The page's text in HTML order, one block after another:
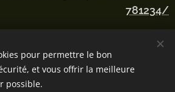
781234/
SIREN 884547688
pour permettre le bon
et vous offrir la meilleure
possible.